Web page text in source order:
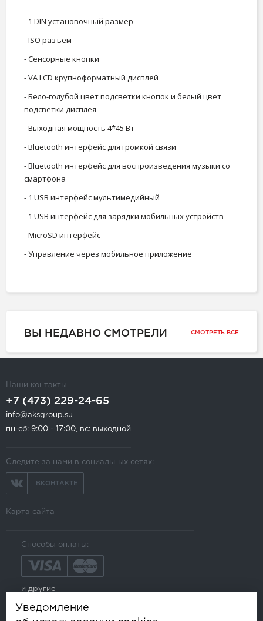
- 1 DIN установочный размер
- ISO разъём
- Сенсорные кнопки
- VA LCD крупноформатный дисплей
- Бело-голубой цвет подсветки кнопок и белый цвет
подсветки дисплея
- Выходная мощность 4*45 Вт
- Bluetooth интерфейс для громкой связи
- Bluetooth интерфейс для воспроизведения музыки со
смартфона
- 1 USB интерфейс мультимедийный
- 1 USB интерфейс для зарядки мобильных устройств
- MicroSD интерфейс
- Управление через мобильное приложение
ВЫ НЕДАВНО СМОТРЕЛИ СМОТРЕТЬ ВСЕ
Наши контакты
+7 (473) 229-24-65
info@aksgroup.su
пн-сб: 9:00 - 17:00, вс: выходной
Следите за нами в социальных сетях:
ВКОНТАКТЕ
Карта сайта
Способы оплаты:
и другие
Уведомление